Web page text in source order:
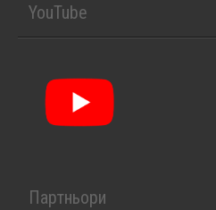
YouTube
Партньори